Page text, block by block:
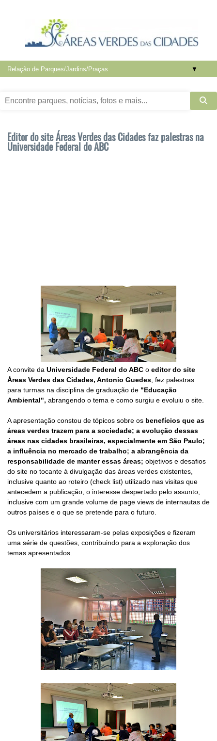
▼
Editor do site Áreas Verdes das Cidades faz palestras na
Universidade Federal do ABC
A convite da Universidade Federal do ABC o editor do site
Áreas Verdes das Cidades, Antonio Guedes , fez palestras
para turmas na disciplina de graduação de "Educação
Ambiental", abrangendo o tema e como surgiu e evoluiu o site.
A apresentação constou de tópicos sobre os benefícios que as
áreas verdes trazem para a sociedade; a evolução dessas
áreas nas cidades brasileiras, especialmente em São Paulo;
a influência no mercado de trabalho; a abrangência da
responsabilidade de manter essas áreas; objetivos e desafios
do site no tocante à divulgação das áreas verdes existentes,
inclusive quanto ao roteiro (check list) utilizado nas visitas que
antecedem a publicação; o interesse despertado pelo assunto,
inclusive com um grande volume de page views de internautas de
outros países e o que se pretende para o futuro.
Os universitários interessaram-se pelas exposições e fizeram
uma série de questões, contribuindo para a exploração dos
temas apresentados.